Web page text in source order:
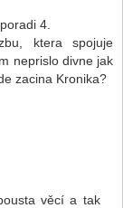
4.
ktera spojuje
neprislo divne jak
zacina Kronika?
věcí a tak